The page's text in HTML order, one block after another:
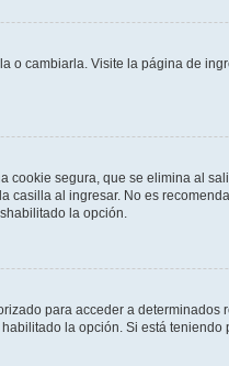
o cambiarla. Visite la página de
cookie segura, que se elimina al
al ingresar. No es
la opción.
para acceder a
la opción. Si está